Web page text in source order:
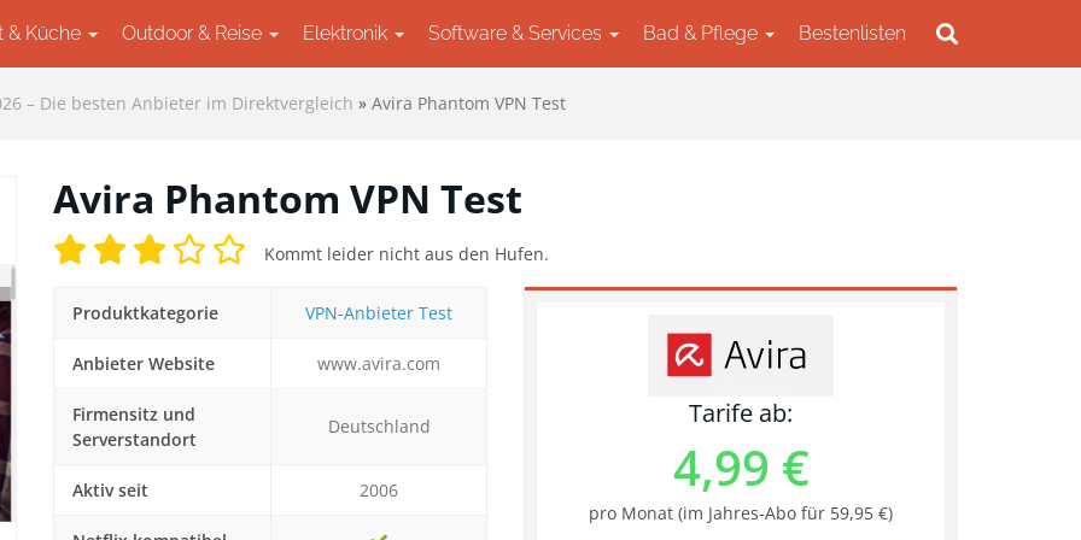
& Küche Outdoor & Reise Elektronik Software & Services Bad & Pflege Bestenlisten
– Die besten Anbieter im Direktvergleich » Avira Phantom VPN Test
Avira Phantom VPN Test
Kommt leider nicht aus den Hufen.
Tarife ab:
4,99 €
pro Monat (im Jahres-Abo für 59,95 €)
Produktkategorie VPN-Anbieter Test
Anbieter Website www.avira.com
Firmensitz und
Serverstandort
Deutschland
Aktiv seit 2006